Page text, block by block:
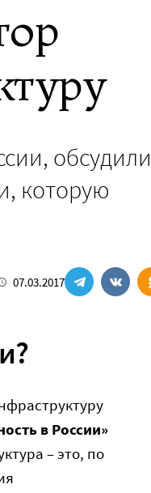
обсудили
которую
07.03.2017
в России»
– это, по